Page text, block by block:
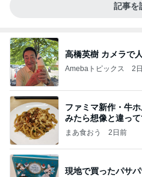
記事を
高橋英樹 カメラで
Amebaトピックス 2
ファミマ新作・牛
みたら想像と違っ
話
まあ食おう 2日前
現地で買ったパサ